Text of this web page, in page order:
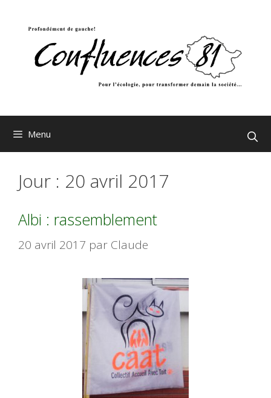
Menu
Jour : 20 avril 2017
Albi : rassemblement
20 avril 2017 par Claude